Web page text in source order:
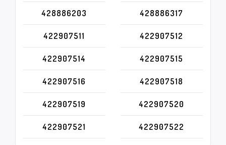
428886203 428886317
422907511 422907512
422907514 422907515
422907516 422907518
422907519 422907520
422907521 422907522